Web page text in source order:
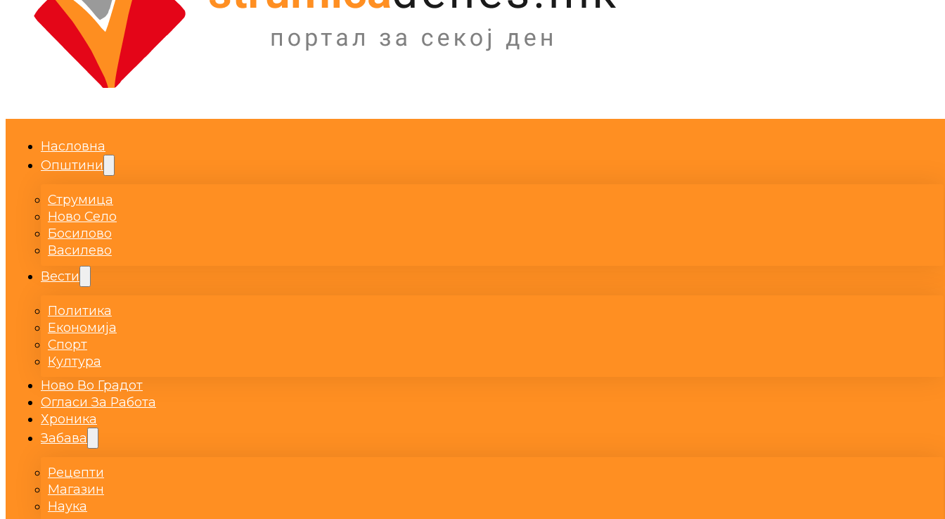
Насловна
Општини
Струмица
Ново Село
Босилово
Василево
Вести
Политика
Економија
Спорт
Култура
Ново Во Градот
Огласи За Работа
Хроника
Забава
Рецепти
Магазин
Наука